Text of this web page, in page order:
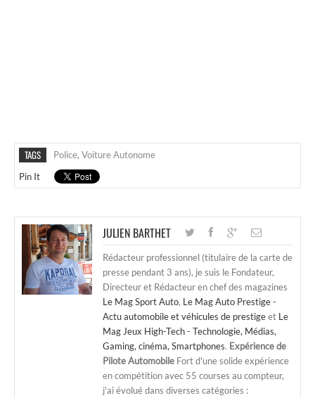
TAGS Police, Voiture Autonome
Pin It
JULIEN BARTHET
Rédacteur professionnel (titulaire de la carte de
presse pendant 3 ans), je suis le Fondateur,
Directeur et Rédacteur en chef des magazines
Le Mag Sport Auto, Le Mag Auto Prestige -
Actu automobile et véhicules de prestigeet Le
Mag Jeux High-Tech - Technologie, Médias,
Gaming, cinéma, Smartphones. Expérience de
Pilote Automobile Fort d'une solide expérience
en compétition avec 55 courses au compteur,
j'ai évolué dans diverses catégories :